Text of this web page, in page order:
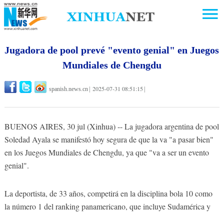
Jugadora de pool prevé "evento genial" en Juegos
Mundiales de Chengdu
spanish.news.cn 2025-07-31 08:51:15
BUENOS AIRES, 30 jul (Xinhua) -- La jugadora argentina de pool
Soledad Ayala se manifestó hoy segura de que la va "a pasar bien"
en los Juegos Mundiales de Chengdu, ya que "va a ser un evento
genial".
La deportista, de 33 años, competirá en la disciplina bola 10 como
la número 1 del ranking panamericano, que incluye Sudamérica y